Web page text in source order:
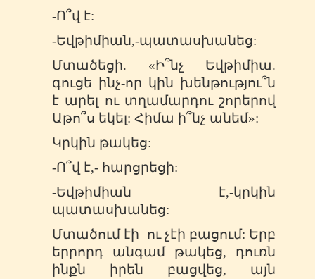
-Ո՞վ է:
-Եվթիմիան,-պատասխանեց:
Մտածեցի. «Ի՞նչ Եվթիմիա.
գուցե ինչ-որ կին խենթությու՞ն
է արել ու տղամարդու շորերով
Աթո՞ս եկել: Հիմա ի՞նչ անեմ»:
Կրկին թակեց:
-Ո՞վ է,- հարցրեցի:
-Եվթիմիան է,-կրկին
պատասխանեց:
Մտածում էի ու չէի բացում: Երբ
երրորդ անգամ թակեց, դուռն
ինքն իրեն բացվեց, այն